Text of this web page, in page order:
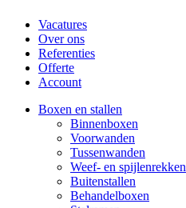
Vacatures
Over ons
Referenties
Offerte
Account
Boxen en stallen
Binnenboxen
Voorwanden
Tussenwanden
Weef- en spijlenrekken
Buitenstallen
Behandelboxen